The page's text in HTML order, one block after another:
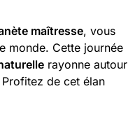
maîtresse, vous
monde. Cette journée
rayonne autour
de cet élan